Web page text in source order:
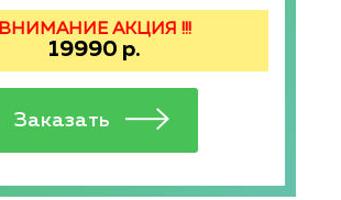
ВНИМАНИЕ АКЦИЯ !!!
19990 р.